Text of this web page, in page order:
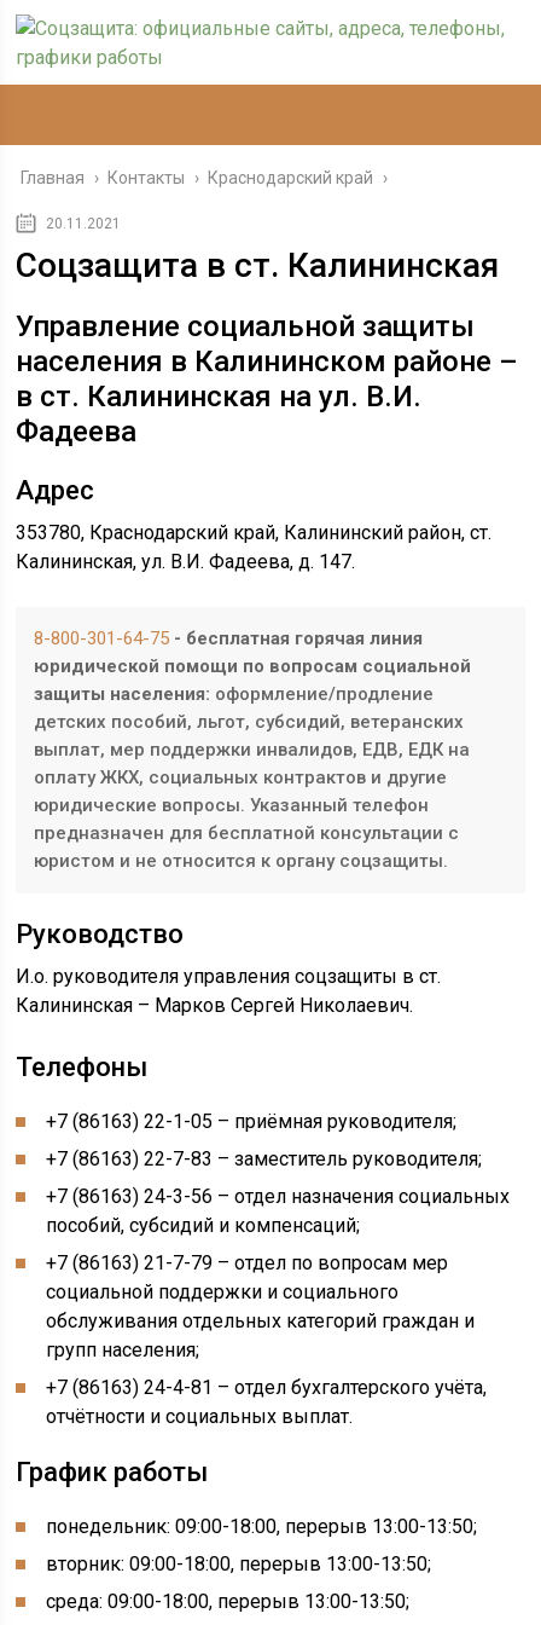
Главная › Контакты › Краснодарский край ›
20.11.2021
Соцзащита в ст. Калининская
Управление социальной защиты
населения в Калининском районе –
в ст. Калининская на ул. В.И.
Фадеева
Адрес
353780, Краснодарский край, Калининский район, ст.
Калининская, ул. В.И. Фадеева, д. 147.
8-800-301-64-75 - бесплатная горячая линия
юридической помощи по вопросам социальной
защиты населения: оформление/продление
детских пособий, льгот, субсидий, ветеранских
выплат, мер поддержки инвалидов, ЕДВ, ЕДК на
оплату ЖКХ, социальных контрактов и другие
юридические вопросы. Указанный телефон
предназначен для бесплатной консультации с
юристом и не относится к органу соцзащиты.
Руководство
И.о. руководителя управления соцзащиты в ст.
Калининская – Марков Сергей Николаевич.
Телефоны
+7 (86163) 22-1-05 – приёмная руководителя;
+7 (86163) 22-7-83 – заместитель руководителя;
+7 (86163) 24-3-56 – отдел назначения социальных
пособий, субсидий и компенсаций;
+7 (86163) 21-7-79 – отдел по вопросам мер
социальной поддержки и социального
обслуживания отдельных категорий граждан и
групп населения;
+7 (86163) 24-4-81 – отдел бухгалтерского учёта,
отчётности и социальных выплат.
График работы
понедельник: 09:00-18:00, перерыв 13:00-13:50;
вторник: 09:00-18:00, перерыв 13:00-13:50;
среда: 09:00-18:00, перерыв 13:00-13:50;